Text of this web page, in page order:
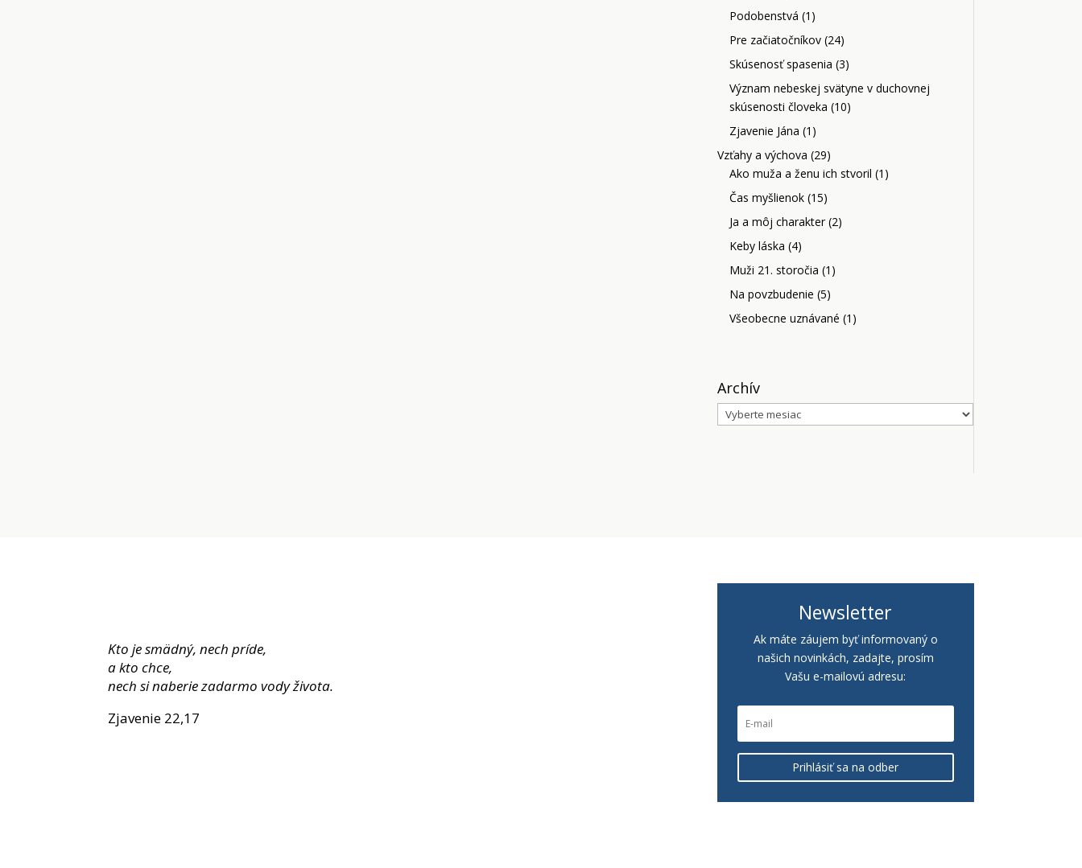
Podobenstvá (1)
Pre začiatočníkov(24)
Skúsenosť spasenia (3)
Význam nebeskej svätyne v duchovnej
skúsenosti človeka (10)
Zjavenie Jána (1)
Vzťahy a výchova (29)
Ako muža a ženu ich stvoril (1)
Čas myšlienok(15)
Ja a môj charakter(2)
Keby láska (4)
Muži 21. storočia (1)
Na povzbudenie (5)
Všeobecne uznávané (1)
Archív
Archív
Kto je smädný, nech príde,
a kto chce,
nech si naberie zadarmo vody života.
Zjavenie 22,17
Newsletter
Ak máte záujem byť informovaný o
našich novinkách, zadajte, prosím
Vašu e-mailovú adresu:
Prihlásiť sa na odber